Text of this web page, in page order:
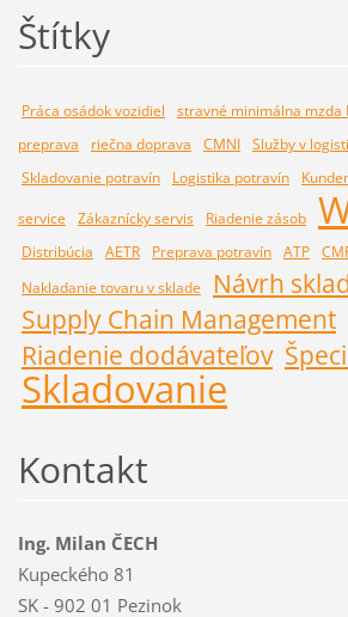
Štítky
Práca osádok vozidiel stravné minimálna mzda
preprava
riečna doprava CMNI Služby v
Skladovanie potravín
Logistika potravín
service
Zákaznícky servis Riadenie zásob
Distribúcia AETR Preprava potravín ATP
Nakladanie tovaru v sklade
Návrh
Supply Chain Management
Riadenie dodávateľov
Skladovanie
Kontakt
Ing. Milan ČECH
Kupeckého 81
SK - 902 01 Pezinok